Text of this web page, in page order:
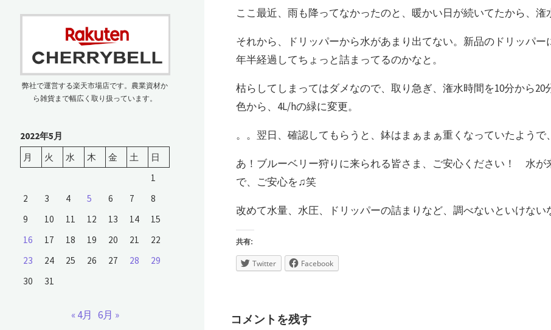
ここ最近、雨も降ってなかったのと、暖かい日が続いてたから、潅
それから、ドリッパーから水があまり出てない。新品のドリッパ
年半経過してちょっと詰まってるのかなと。
枯らしてしまってはダメなので、取り急ぎ、潅水時間を10分から
色から、4L/hの緑に変更。
。。翌日、確認してもらうと、鉢はまぁまぁ重くなっていたようで
あ！ブルーベリー狩りに来られる皆さま、ご安心ください！ 水が
で、ご安心を♫笑
改めて水量、水圧、ドリッパーの詰まりなど、調べないといけない
共有:
Twitter Facebook
コメントを残す
弊社で運営する楽天市場店です。農業資材か
ら雑貨まで幅広く取り扱っています。
2022年5月
月
火 水 木 金 土
日
1
2
3 4 5 6 7
8
9
10 11 12 13 14
15
16
17 18 19 20 21
22
23
24 25 26 27 28
29
30
31
« 4月 6月 »